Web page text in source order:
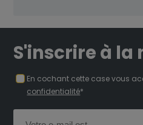
S'inscrire à la
En cochant cette case vous
confidentialité*